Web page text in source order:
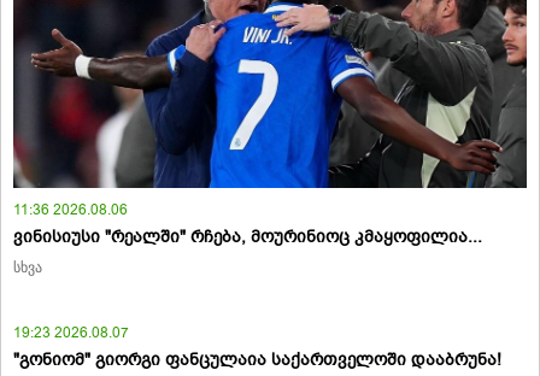
11:36 2026.08.06
ვინისიუსი "რეალში" რჩება, მოურინიოც კმაყოფილია...
სხვა
19:23 2026.08.07
"გონიომ" გიორგი ფანცულაია საქართველოში დააბრუნა!